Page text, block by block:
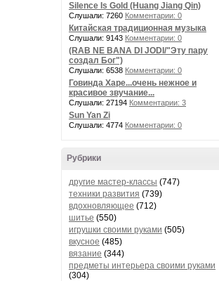
Silence Is Gold (Huang Jiang Qin)
Слушали: 7260 Комментарии: 0
Китайская традиционная музыка
Слушали: 9143 Комментарии: 0
(RAB NE BANA DI JODI/"Эту пару
создал Бог")
Слушали: 6538 Комментарии: 0
Говинда Харе...очень нежное и
красивое звучание...
Слушали: 27194 Комментарии: 3
Sun Yan Zi
Слушали: 4774 Комментарии: 0
Рубрики
другие мастер-классы (747)
техники развития (739)
вдохновляющее (712)
шитье (550)
игрушки своими руками (505)
вкусное (485)
вязание (344)
предметы интерьера своими руками
(304)